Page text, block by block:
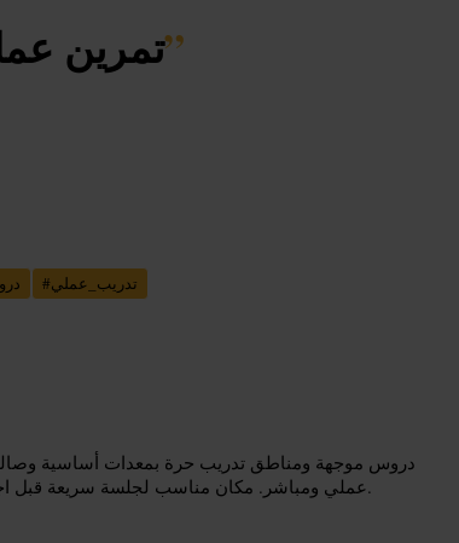
تمرين”
#تدريب_عملي
دروس موجهة ومناطق تدريب حرة بمعدات أساسية
عملي ومباشر. مكان مناسب لجلسة سريعة قبل اجتماع أو بعد يوم طويل من المشي في المدينة.